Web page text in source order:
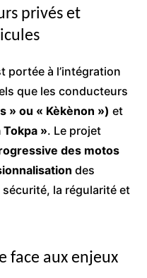
privés et
portée à l’intégration
que les conducteurs
» ou « Kèkènon ») et
Tokpa ». Le projet
des motos
des
la régularité et
face aux enjeux